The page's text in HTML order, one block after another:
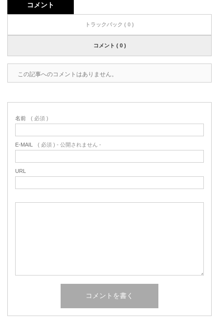
コメント
トラックバック ( 0 )
コメント ( 0 )
この記事へのコメントはありません。
名前 ( 必須 )
E-MAIL ( 必須 ) - 公開されません -
URL